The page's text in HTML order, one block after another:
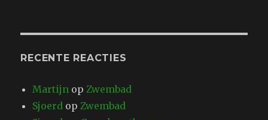
RECENTE REACTIES
Martijn opZwembad
Sjoerd opZwembad